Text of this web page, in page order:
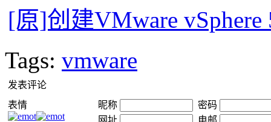
[原]创建VMware
Tags: vmware
发表评论
表情
昵称
密码